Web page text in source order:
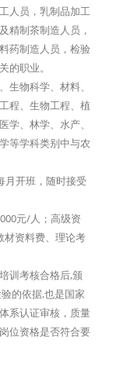
人员，乳制品加工
精制茶制造人员，
药制造人员，检验
的职业。
生物科学、材料、
程、生物工程、植
学、林学、水产、
等学科类别中与农
月开班，随时接受
元/人；高级资
材资料费、理论考
训考核合格后,颁
的依据,也是国家
系认证审核，质量
位资格是否符合要